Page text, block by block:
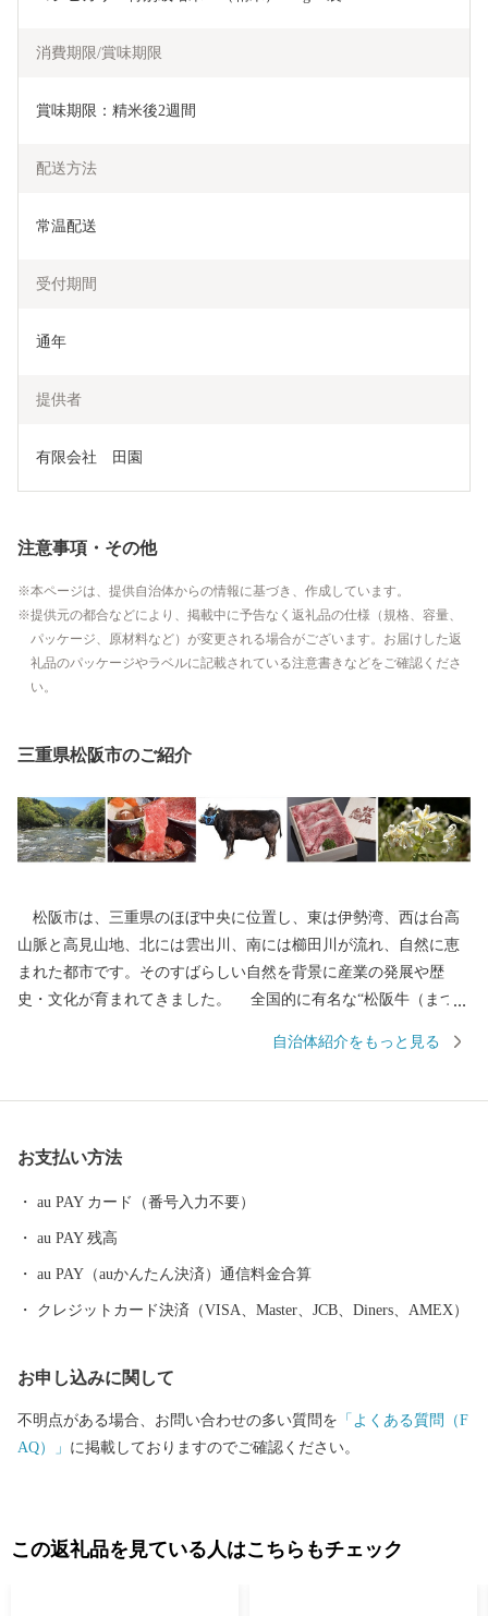
消費期限/賞味期限
賞味期限：精米後2週間
配送方法
常温配送
受付期間
通年
提供者
有限会社　田園
注意事項・その他
本ページは、提供自治体からの情報に基づき、作成しています。
提供元の都合などにより、掲載中に予告なく返礼品の仕様（規格、容量、
パッケージ、原材料など）が変更される場合がございます。お届けした返
礼品のパッケージやラベルに記載されている注意書きなどをご確認くださ
い。
三重県松阪市のご紹介
松阪市は、三重県のほぼ中央に位置し、東は伊勢湾、西は台高
山脈と高見山地、北には雲出川、南には櫛田川が流れ、自然に恵
まれた都市です。そのすばらしい自然を背景に産業の発展や歴
史・文化が育まれてきました。 全国的に有名な“松阪牛（まつさ
まま残す御城番屋敷、国内最大の船形埴輪など歴史ロマンにあふ
進めています。 １０年後の将来像「ここに住んで良かっ
しくお願いいたします。
自治体紹介をもっと見る
お支払い方法
au PAY カード（番号入力不要）
au PAY 残高
au PAY（auかんたん決済）通信料金合算
クレジットカード決済（VISA、Master、JCB、Diners、AMEX）
お申し込みに関して
不明点がある場合、お問い合わせの多い質問を 「よくある質問（F
AQ）」 に掲載しておりますのでご確認ください。
この返礼品を見ている人はこちらもチェック